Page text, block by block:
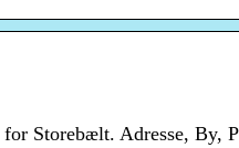
Storebælt. Adresse, By,